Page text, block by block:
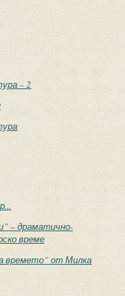
– 2
– драматично-
време
времето” от Милка